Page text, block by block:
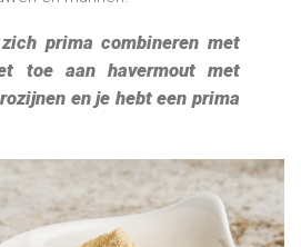
prima combineren met
toe aan havermout met
en je hebt een prima